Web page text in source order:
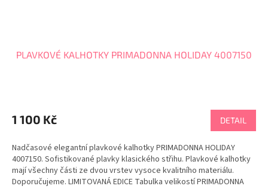
PLAVKOVÉ KALHOTKY PRIMADONNA HOLIDAY 4007150
1 100 Kč DETAIL
Nadčasové elegantní plavkové kalhotky PRIMADONNA HOLIDAY
4007150. Sofistikované plavky klasického střihu. Plavkové kalhotky
mají všechny části ze dvou vrstev vysoce kvalitního materiálu.
Doporučujeme. LIMITOVANÁ EDICE Tabulka velikostí PRIMADONNA